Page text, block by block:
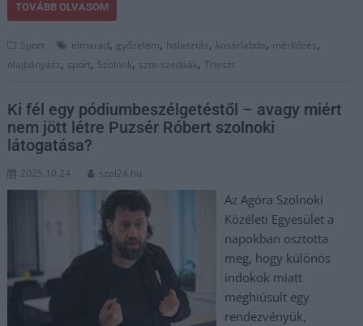
TOVÁBB OLVASOM
Sport elmarad, győzelem, halasztás, kosárlabda, mérkőzés,
olajbányász, sport, Szolnok, szte-szedeák,Trieszt
Ki fél egy pódiumbeszélgetéstől – avagy miért
nem jött létre Puzsér Róbert szolnoki
látogatása?
2025.10.24. szol24.hu
Az Agóra Szolnoki
Közéleti Egyesület a
napokban osztotta
meg, hogy különös
indokok miatt
meghiúsult egy
rendezvényük,